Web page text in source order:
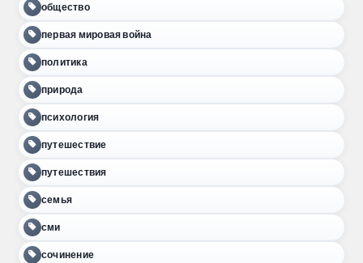
общество
первая мировая война
политика
природа
психология
путешествие
путешествия
семья
сми
сочинение